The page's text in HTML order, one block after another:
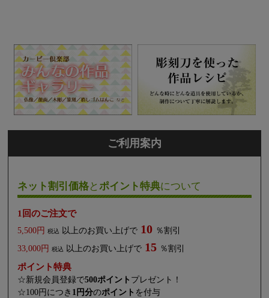
ご利用案内
ネット割引価格とポイント特典について
1回のご注文で
5,500円 税込 以上のお買い上げで 10 ％割引
33,000円
税込 以上のお買い上げで 15 ％割引
ポイント特典
☆新規会員登録で500ポイント プレゼント！
☆100円につき 1円分のポイント を付与